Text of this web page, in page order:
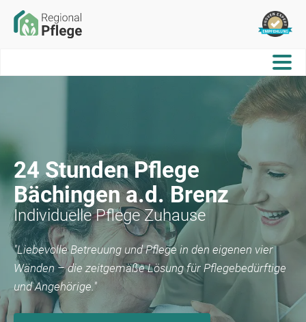
24 Stunden Pflege
Bächingen a.d. Brenz
Individuelle Pflege Zuhause
"Liebevolle Betreuung und Pflege in den eigenen vier
Wänden – die zeitgemäße Lösung für Pflegebedürftige
und Angehörige."